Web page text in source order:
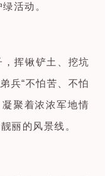
活动。
挥锹铲土、挖坑
兵“不怕苦、不怕
聚着浓浓军地情
丽的风景线。